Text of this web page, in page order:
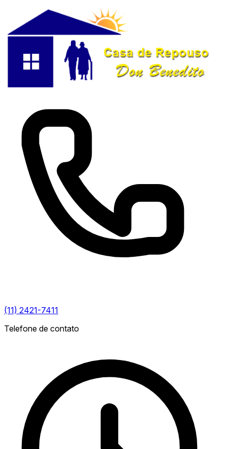
(11) 2421-7411
Telefone de contato